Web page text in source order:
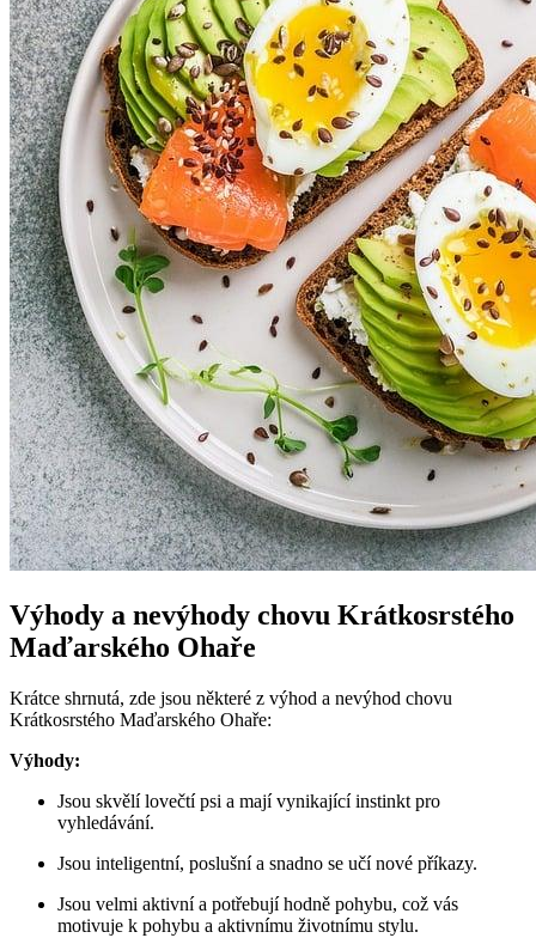
Výhody a nevýhody chovu Krátkosrstého
Maďarského Ohaře
Krátce shrnutá, zde jsou některé z výhod a nevýhod chovu
Krátkosrstého Maďarského Ohaře:
Výhody:
Jsou skvělí lovečtí psi a mají vynikající instinkt pro
vyhledávání.
Jsou inteligentní, poslušní a snadno se učí nové příkazy.
Jsou velmi aktivní a potřebují hodně pohybu, což vás
motivuje k pohybu a aktivnímu životnímu stylu.